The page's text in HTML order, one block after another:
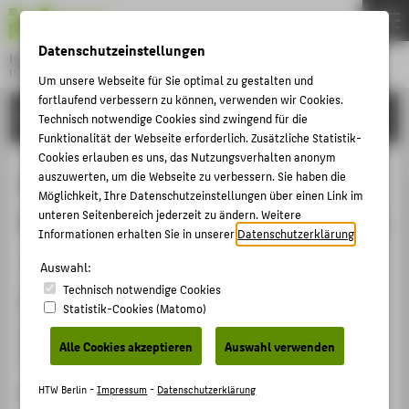
Hochschule für Technik und Wirtschaft Berlin
University of Applied Sciences
Menu
FORSCHUNG
Kann mein Kühlschrank denken? -
Künstliche Intelligenz in Maschinen
Veranstaltungsbeitrag › Vortrag › 2020
Veranstaltung
KinderUni Lichtenberg
Berlin, 14.11.2020
Ergänzende Angaben
THEMEN
HOCHSCHULE
CAMPUS
STUDIUM
LEHRE
KARRIERE
INTERNATIONAL
INFORMATIONEN FÜR
Datenschutzeinstellungen
Um unsere Webseite für Sie optimal zu gestalten und
fortlaufend verbessern zu können, verwenden wir Cookies.
Technisch notwendige Cookies sind zwingend für die
Funktionalität der Webseite erforderlich. Zusätzliche Statistik-
Cookies erlauben es uns, das Nutzungsverhalten anonym
auszuwerten, um die Webseite zu verbessern. Sie haben die
Möglichkeit, Ihre Datenschutzeinstellungen über einen Link im
unteren Seitenbereich jederzeit zu ändern. Weitere
Informationen erhalten Sie in unsererDatenschutzerklärung
Auswahl:
Technisch notwendige Cookies
Statistik-Cookies (Matomo)
Alle Cookies akzeptieren Auswahl verwenden
HTW Berlin -Impressum- Datenschutzerklärung